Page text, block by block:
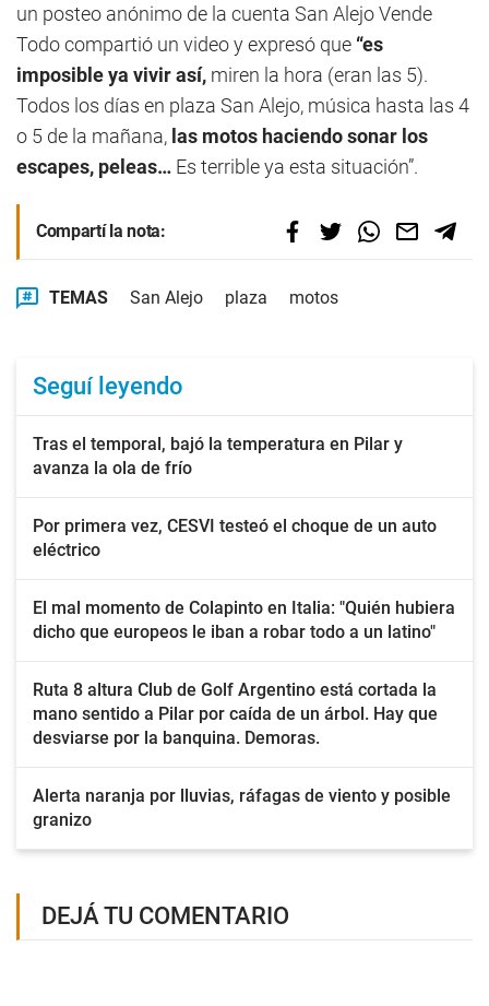
un posteo anónimo de la cuenta San Alejo Vende
Todo compartió un video y expresó que “es
imposible ya vivir así, miren la hora (eran las 5).
Todos los días en plaza San Alejo, música hasta las 4
o 5 de la mañana, las motos haciendo sonar los
escapes, peleas… Es terrible ya esta situación”.
Compartí la nota:
TEMAS San Alejo plaza motos
Seguí leyendo
Tras el temporal, bajó la temperatura en Pilar y
avanza la ola de frío
Por primera vez, CESVI testeó el choque de un auto
eléctrico
El mal momento de Colapinto en Italia: "Quién hubiera
dicho que europeos le iban a robar todo a un latino"
Ruta 8 altura Club de Golf Argentino está cortada la
mano sentido a Pilar por caída de un árbol. Hay que
desviarse por la banquina. Demoras.
Alerta naranja por lluvias, ráfagas de viento y posible
granizo
DEJÁ TU COMENTARIO